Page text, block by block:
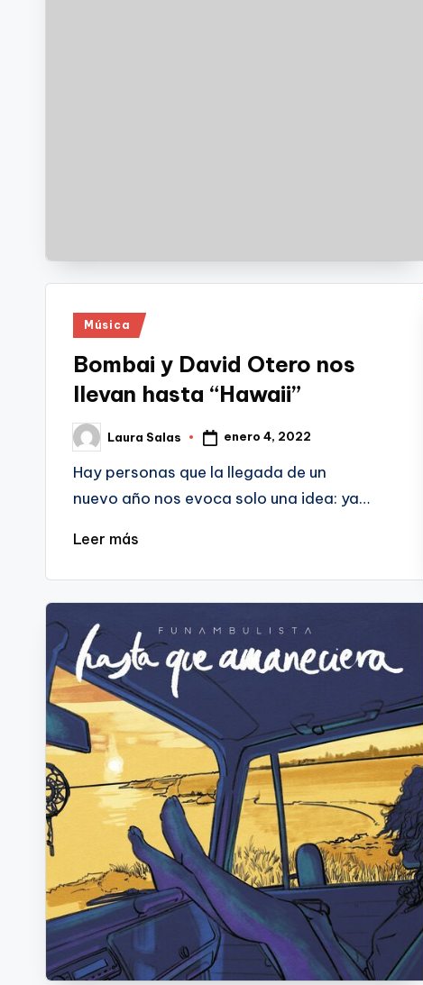
Publicado
Música
Bombai y David Otero nos
llevan hasta “Hawaii”
Publicado
por
Laura Salas enero 4, 2022
Hay personas que la llegada de un
nuevo año nos evoca solo una idea: ya…
Leer más